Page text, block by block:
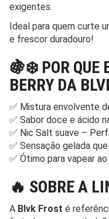
exigentes.
Ideal para quem curte
e frescor duradouro!
🍇❄️ POR QUE
BERRY DA
✅ Mistura envolvente
✅ Sabor doce e ácido
✅ Nic Salt suave –
✅ Sensação gelada
✅ Ótimo para vapear
🔥 SOBRE A
A Blvk Frost é